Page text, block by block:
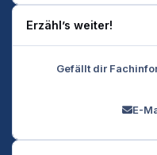
Erzähl’s weiter!
Gefällt dir
E-